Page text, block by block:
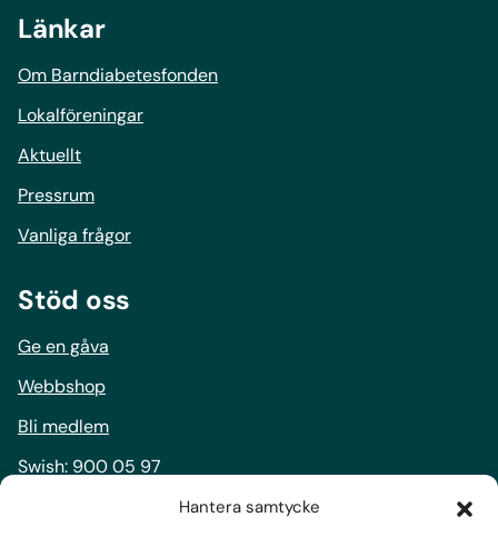
Hantera samtycke
Länkar
Om Barndiabetesfonden
Lokalföreningar
Aktuellt
Pressrum
Vanliga frågor
Stöd oss
Ge en gåva
Webbshop
Bli medlem
Swish: 900 05 97
900-0597